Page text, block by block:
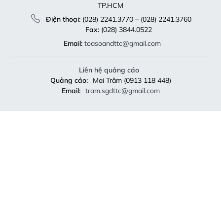
TP.HCM
Điện thoại:(028) 2241.3770 – (028) 2241.3760
Fax:(028) 3844.0522
Email: toasoandttc@gmail.com
Liên hệ quảng cáo
Quảng cáo:
Mai Trâm (0913 118 448)
Email: tram.sgdttc@gmail.com